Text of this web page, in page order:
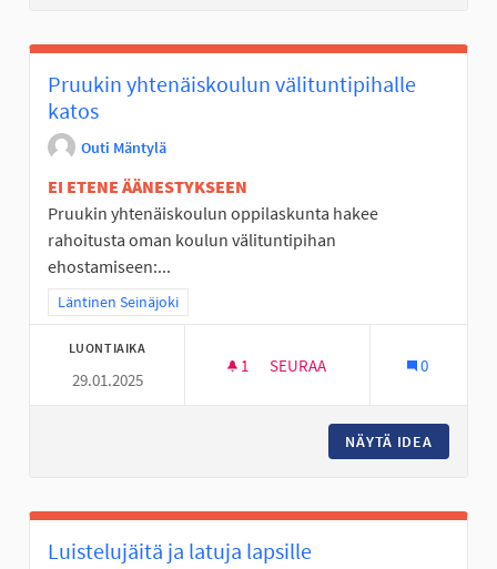
Pruukin yhtenäiskoulun välituntipihalle
katos
Outi Mäntylä
EI ETENE ÄÄNESTYKSEEN
Pruukin yhtenäiskoulun oppilaskunta hakee
rahoitusta oman koulun välituntipihan
ehostamiseen:...
Rajaa tulokset teeman mukaan: Läntinen Seinäjoki
Läntinen Seinäjoki
LUONTIAIKA
29.01.2025
1 1 SEURAAJA
SEURAA 0
NÄYTÄ IDEA
Luistelujäitä ja latuja lapsille